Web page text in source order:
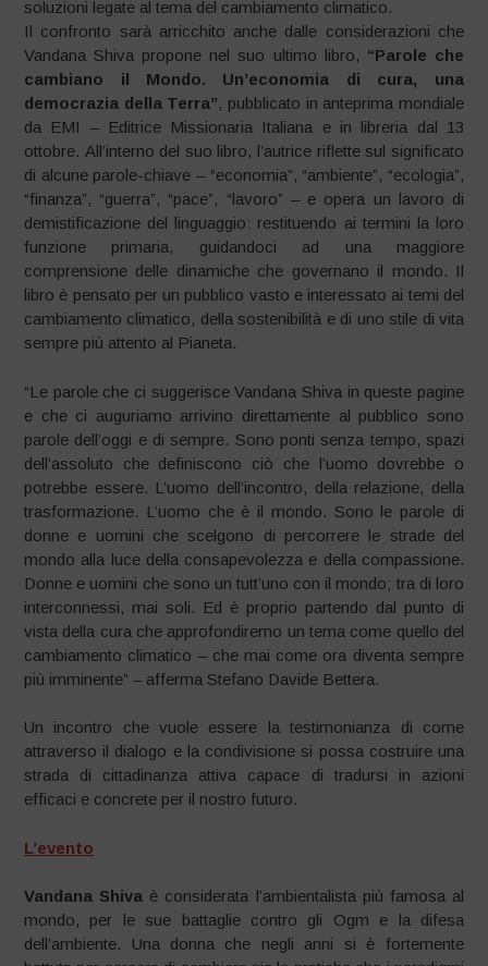
soluzioni legate al tema del cambiamento climatico.
Il confronto sarà arricchito anche dalle considerazioni che
Vandana Shiva propone nel suo ultimo libro, “Parole che
cambiano il Mondo. Un’economia di cura, una
democrazia della Terra”, pubblicato in anteprima mondiale
da EMI – Editrice Missionaria Italiana e in libreria dal 13
ottobre. All’interno del suo libro, l’autrice riflette sul significato
di alcune parole-chiave – “economia”, “ambiente”, “ecologia”,
“finanza”, “guerra”, “pace”, “lavoro” – e opera un lavoro di
demistificazione del linguaggio: restituendo ai termini la loro
funzione primaria, guidandoci ad una maggiore
comprensione delle dinamiche che governano il mondo. Il
libro è pensato per un pubblico vasto e interessato ai temi del
cambiamento climatico, della sostenibilità e di uno stile di vita
sempre più attento al Pianeta.
“Le parole che ci suggerisce Vandana Shiva in queste pagine
e che ci auguriamo arrivino direttamente al pubblico sono
parole dell’oggi e di sempre. Sono ponti senza tempo, spazi
dell’assoluto che definiscono ciò che l’uomo dovrebbe o
potrebbe essere. L’uomo dell’incontro, della relazione, della
trasformazione. L’uomo che è il mondo. Sono le parole di
donne e uomini che scelgono di percorrere le strade del
mondo alla luce della consapevolezza e della compassione.
Donne e uomini che sono un tutt’uno con il mondo; tra di loro
interconnessi, mai soli. Ed è proprio partendo dal punto di
vista della cura che approfondiremo un tema come quello del
cambiamento climatico – che mai come ora diventa sempre
più imminente” – afferma Stefano Davide Bettera.
Un incontro che vuole essere la testimonianza di come
attraverso il dialogo e la condivisione si possa costruire una
strada di cittadinanza attiva capace di tradursi in azioni
efficaci e concrete per il nostro futuro.
L’evento
Vandana Shiva è considerata l’ambientalista più famosa al
mondo, per le sue battaglie contro gli Ogm e la difesa
dell’ambiente. Una donna che negli anni si è fortemente